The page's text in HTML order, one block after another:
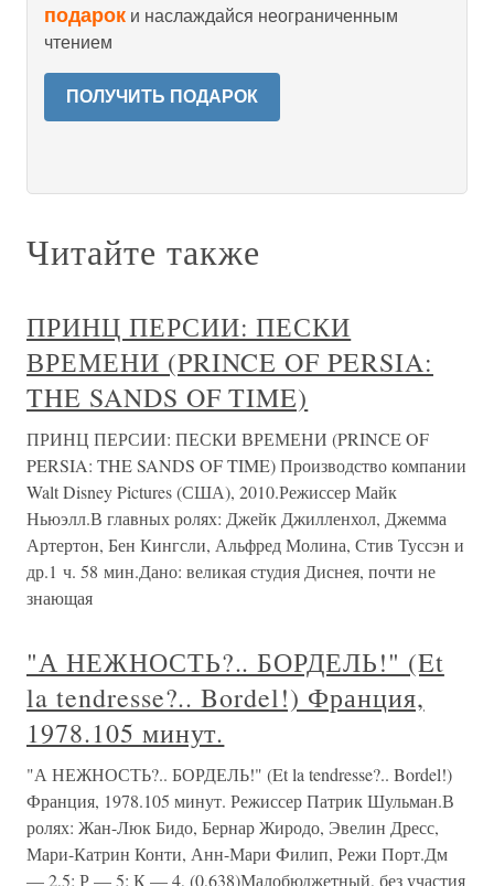
подарок и наслаждайся неограниченным
чтением
ПОЛУЧИТЬ ПОДАРОК
Читайте также
ПРИНЦ ПЕРСИИ: ПЕСКИ
ВРЕМЕНИ (PRINCE OF PERSIA:
THE SANDS OF TIME)
ПРИНЦ ПЕРСИИ: ПЕСКИ ВРЕМЕНИ (PRINCE OF
PERSIA: THE SANDS OF TIME) Производство компании
Walt Disney Pictures (США), 2010.Режиссер Майк
Ньюэлл.В главных ролях: Джейк Джилленхол, Джемма
Артертон, Бен Кингсли, Альфред Молина, Стив Туссэн и
др.1 ч. 58 мин.Дано: великая студия Диснея, почти не
знающая
"А НЕЖНОСТЬ?.. БОРДЕЛЬ!" (Et
la tendresse?.. Bordel!) Франция,
1978.105 минут.
"А НЕЖНОСТЬ?.. БОРДЕЛЬ!" (Et la tendresse?.. Bordel!)
Франция, 1978.105 минут. Режиссер Патрик Шульман.В
ролях: Жан-Люк Бидо, Бернар Жиродо, Эвелин Дресс,
Мари-Катрин Конти, Анн-Мари Филип, Режи Порт.Дм
— 2,5; Р — 5; К — 4, (0,638)Малобюджетный, без участия